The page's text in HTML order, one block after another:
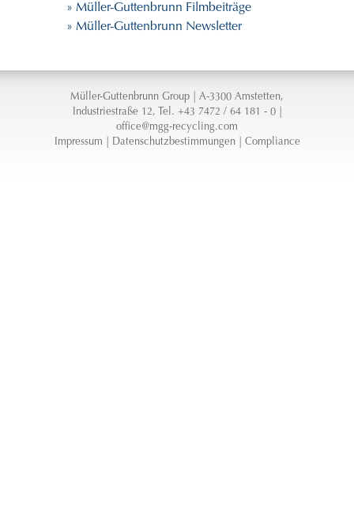
» Müller-Guttenbrunn Filmbeiträge
» Müller-Guttenbrunn Newsletter
Müller-Guttenbrunn Group | A-3300 Amstetten,
Industriestraße 12, Tel. +43 7472 / 64 181 - 0 |
office@mgg-recycling.com
Impressum
Datenschutzbestimmungen| Compliance